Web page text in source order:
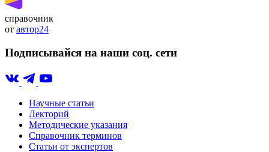
справочник
от автор24
Подписывайся на наши соц. сети
Научные статьи
Лекторий
Методические указания
Справочник терминов
Статьи от экспертов